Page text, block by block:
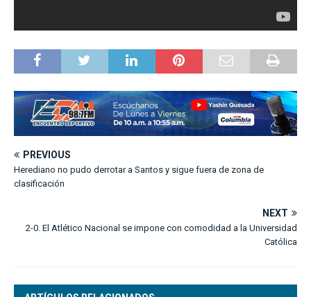
PREVIOUS
Herediano no pudo derrotar a Santos y sigue fuera de zona de
clasificación
NEXT
2-0. El Atlético Nacional se impone con comodidad a la Universidad
Católica